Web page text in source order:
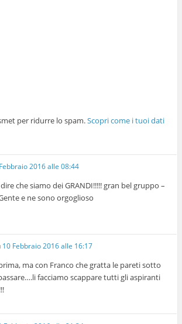
per ridurre lo spam.Scopri come i tuoi dati
2016 alle 08:44
che siamo dei GRANDI!!!!! gran bel gruppo –
e ne sono orgoglioso
10 Febbraio 2016 alle 16:17
ma con Franco che gratta le pareti sotto
facciamo scappare tutti gli aspiranti